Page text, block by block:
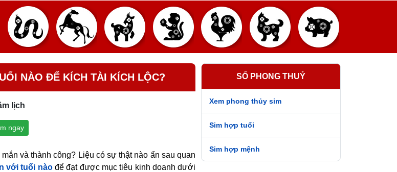
NÀO ĐỂ KÍCH TÀI KÍCH LỘC?
lịch
ngay
và thành công? Liệu có sự thật nào ẩn sau quan
với tuổi nàođể đạt được mục tiêu kinh doanh dưới
SỐ PHONG THUỶ
Xem phong thủy sim
Sim hợp tuổi
Sim hợp mệnh